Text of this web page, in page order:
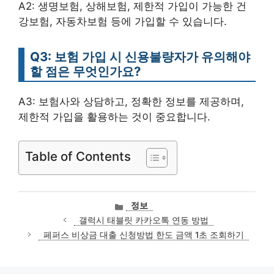
A2: 생명보험, 상해보험, 제한적 가입이 가능한 건
강보험, 자동차보험 등에 가입할 수 있습니다.
Q3: 보험 가입 시 신용불량자가 유의해야
할 점은 무엇인가요?
A3: 보험사와 상담하고, 정확한 정보를 제공하며,
제한적 가입을 활용하는 것이 중요합니다.
Table of Contents
카
테
고
리
정보
갤럭시 태블릿 카카오톡 연동 방법
페퍼스 비상금 대출 신청방법 한도 금액 1초 조회하기